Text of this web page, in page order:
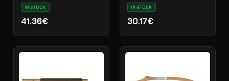
IN STOCK
41.36€
LOK®)
IN STOCK
30.17€